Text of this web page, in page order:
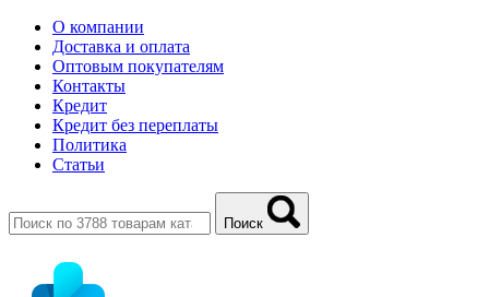
О компании
Доставка и оплата
Оптовым покупателям
Контакты
Кредит
Кредит без переплаты
Политика
Статьи
Поиск